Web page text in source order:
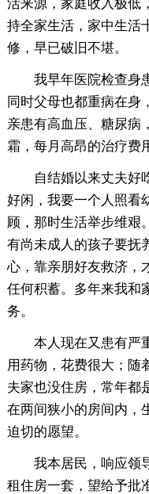
活来源，家庭收入极低
持全家生活，家中生活
修，早已破旧不堪。
我早年医院检查身
同时父母也都重病在身
亲患有高血压、糖尿病
霜，每月高昂的治疗费
自结婚以来丈夫好
好闲，我要一个人照看
顾，那时生活举步维艰
有尚未成人的孩子要抚
心，靠亲朋好友救济，
任何积蓄。多年来我和
务。
本人现在又患有严
用药物，花费很大；随
夫家也没住房，常年都
在两间狭小的房间内，
迫切的愿望。
我本居民，响应领
租住房一套，望给予批